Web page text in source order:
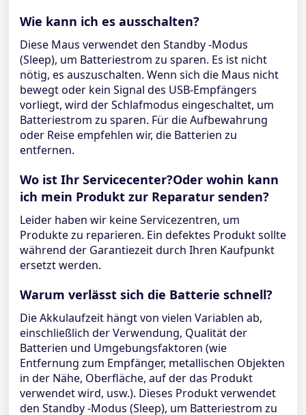
Wie kann ich es ausschalten?
Diese Maus verwendet den Standby -Modus
(Sleep), um Batteriestrom zu sparen. Es ist nicht
nötig, es auszuschalten. Wenn sich die Maus nicht
bewegt oder kein Signal des USB-Empfängers
vorliegt, wird der Schlafmodus eingeschaltet, um
Batteriestrom zu sparen. Für die Aufbewahrung
oder Reise empfehlen wir, die Batterien zu
entfernen.
Wo ist Ihr Servicecenter?Oder wohin kann
ich mein Produkt zur Reparatur senden?
Leider haben wir keine Servicezentren, um
Produkte zu reparieren. Ein defektes Produkt sollte
während der Garantiezeit durch Ihren Kaufpunkt
ersetzt werden.
Warum verlässt sich die Batterie schnell?
Die Akkulaufzeit hängt von vielen Variablen ab,
einschließlich der Verwendung, Qualität der
Batterien und Umgebungsfaktoren (wie
Entfernung zum Empfänger, metallischen Objekten
in der Nähe, Oberfläche, auf der das Produkt
verwendet wird, usw.). Dieses Produkt verwendet
den Standby -Modus (Sleep), um Batteriestrom zu